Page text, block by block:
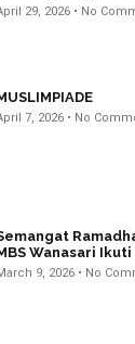
29, 2026 No
7, 2026 No
Wanasari
9, 2026 No